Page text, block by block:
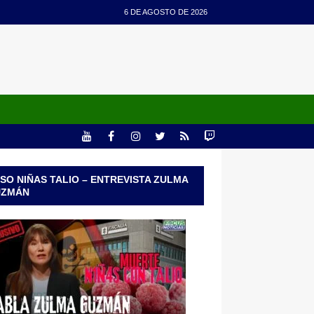
6 DE AGOSTO DE 2026
NIÑAS TALIO – ENTREVISTA ZULMA